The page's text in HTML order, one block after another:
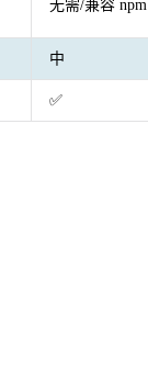
无需/兼容 npm
中
✅